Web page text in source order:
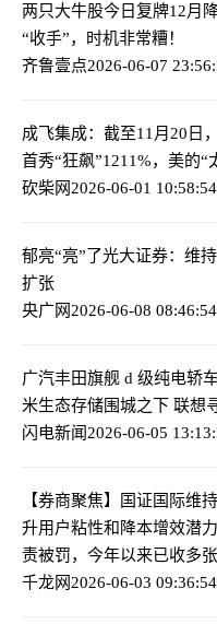
两只大牛股今日复牌12月
“收手”，时机非常糟！
齐鲁壹点2026-06-07
成飞集成：截至11月20日
首秀“狂飙”1211%，美的“
砍柴网2026-06-01 10:58:54
郁亮“亮”了光大证券：维
扩张
央广网2026-06-08 08:46:54
广汽丰田旗舰 d 级纯电轿
米生态存储围城之下 联想
闪电新闻2026-06-05
【券商聚焦】国证国际维
升用户粘性和降本增效潜力
责被罚，今年以来已收多
千龙网2026-06-03 09:36:54